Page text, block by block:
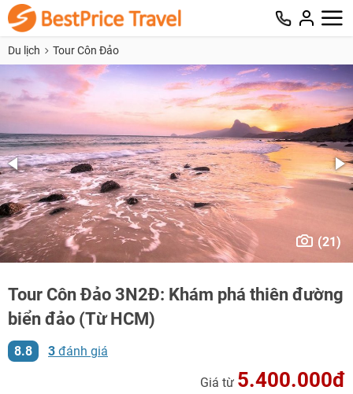
Du lịch Tour Côn Đảo
(21)
Tour Côn Đảo 3N2Đ: Khám phá thiên đường
biển đảo (Từ HCM)
8.8 3 đánh giá
Giá từ 5.400.000đ